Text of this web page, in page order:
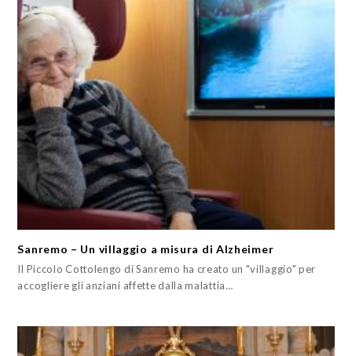
Sanremo – Un villaggio a misura di Alzheimer
Il Piccolo Cottolengo di Sanremo ha creato un "villaggio" per
accogliere gli anziani affette dalla malattia…